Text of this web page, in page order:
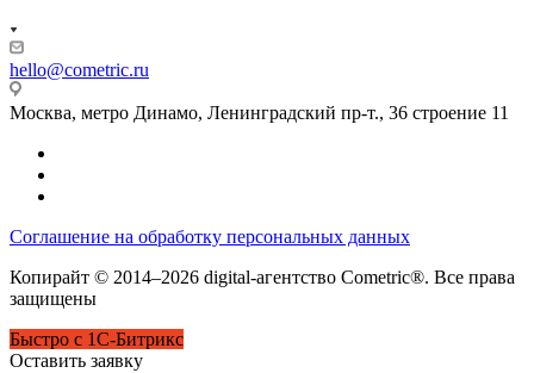
hello@cometric.ru
Москва, метро Динамо, Ленинградский пр-т., 36 строение 11
Соглашение на обработку персональных данных
Копирайт © 2014–2026 digital-агентство Cometric®. Все права
защищены
Быстро с 1С-Битрикс
Оставить заявку